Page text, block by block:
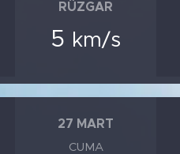
RÜZGAR
5 km/s
27 MART
CUMA